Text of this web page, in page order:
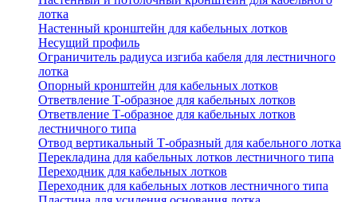
лотка
Настенный кронштейн для кабельных лотков
Несущий профиль
Ограничитель радиуса изгиба кабеля для лестничного
лотка
Опорный кронштейн для кабельных лотков
Ответвление Т-образное для кабельных лотков
Ответвление Т-образное для кабельных лотков
лестничного типа
Отвод вертикальный Т-образный для кабельного лотка
Перекладина для кабельных лотков лестничного типа
Переходник для кабельных лотков
Переходник для кабельных лотков лестничного типа